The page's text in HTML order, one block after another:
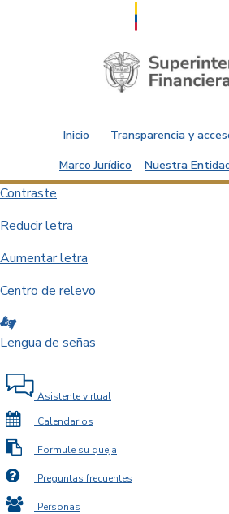
Saltar al contenido principal
Inicio Transparencia y
Marco Jurídico
Nuestra
Contraste
Reducir letra
Aumentar letra
Centro de relevo
Lengua de señas
Asistente virtual
Calendarios
Formule su queja
Preguntas frecuentes
Personas